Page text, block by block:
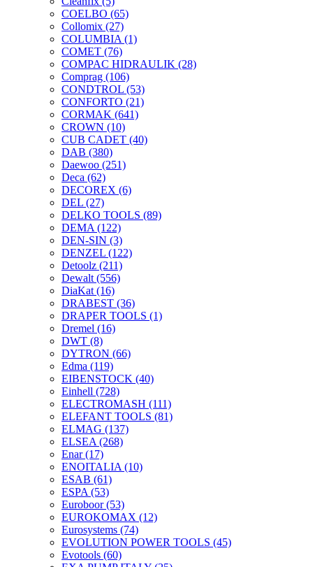
COELBO (65)
Collomix (27)
COLUMBIA (1)
COMET (76)
COMPAC HIDRAULIK (28)
Comprag (106)
CONDTROL (53)
CONFORTO (21)
CORMAK (641)
CROWN (10)
CUB CADET (40)
DAB (380)
Daewoo (251)
Deca (62)
DECOREX (6)
DEL (27)
DELKO TOOLS (89)
DEMA (122)
DEN-SIN (3)
DENZEL (122)
Detoolz (211)
Dewalt (556)
DiaKat (16)
DRABEST (36)
DRAPER TOOLS (1)
Dremel (16)
DWT (8)
DYTRON (66)
Edma (119)
EIBENSTOCK (40)
Einhell (728)
ELECTROMASH (111)
ELEFANT TOOLS (81)
ELMAG (137)
ELSEA (268)
Enar(17)
ENOITALIA (10)
ESAB (61)
ESPA (53)
Euroboor(53)
EUROKOMAX (12)
Eurosystems (74)
EVOLUTION POWER TOOLS (45)
Evotools (60)